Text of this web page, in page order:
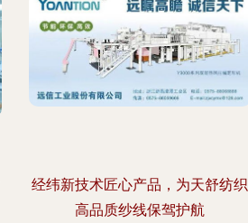
经纬新技术匠心产品，为天舒纺织
高品质纱线保驾护航